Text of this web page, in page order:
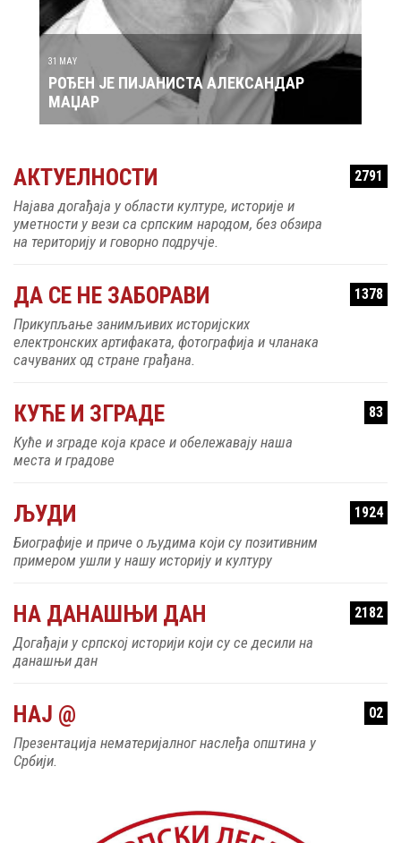
31 MAY
РОЂЕН ЈЕ ПИЈАНИСТА АЛЕКСАНДАР
МАЏАР
АКТУЕЛНОСТИ 2791
Најава догађаја у области културе, историје и
уметности у вези са српским народом, без обзира
на територију и говорно подручје.
ДА СЕ НЕ ЗАБОРАВИ 1378
Прикупљање занимљивих историјских
електронских артифаката, фотографија и чланака
сачуваних од стране грађана.
КУЋЕ И ЗГРАДЕ 83
Куће и зграде која красе и обележавају наша
места и градове
ЉУДИ 1924
Биографије и приче о људима који су позитивним
примером ушли у нашу историју и културу
НА ДАНАШЊИ ДАН 2182
Догађаји у српској историји који су се десили на
данашњи дан
НАЈ @ 02
Презентација нематеријалног наслеђа општина у
Србији.